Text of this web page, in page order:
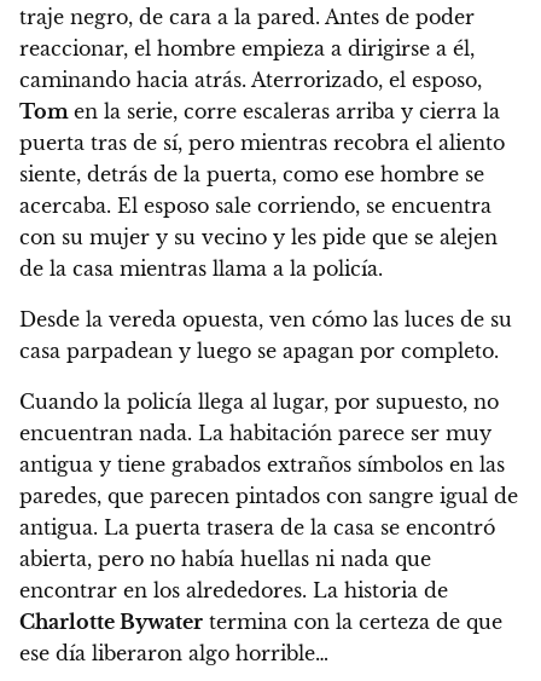
traje negro, de cara a la pared. Antes de poder
reaccionar, el hombre empieza a dirigirse a él,
caminando hacia atrás. Aterrorizado, el esposo,
Tom en la serie, corre escaleras arriba y cierra la
puerta tras de sí, pero mientras recobra el aliento
siente, detrás de la puerta, como ese hombre se
acercaba. El esposo sale corriendo, se encuentra
con su mujer y su vecino y les pide que se alejen
de la casa mientras llama a la policía.
Desde la vereda opuesta, ven cómo las luces de su
casa parpadean y luego se apagan por completo.
Cuando la policía llega al lugar, por supuesto, no
encuentran nada. La habitación parece ser muy
antigua y tiene grabados extraños símbolos en las
paredes, que parecen pintados con sangre igual de
antigua. La puerta trasera de la casa se encontró
abierta, pero no había huellas ni nada que
encontrar en los alrededores. La historia de
Charlotte Bywater termina con la certeza de que
ese día liberaron algo horrible…